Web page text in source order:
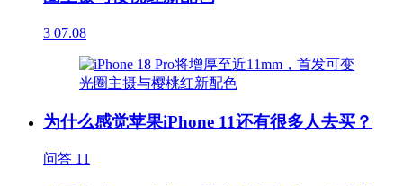
3 07.08
为什么感觉苹果iPhone 11还有很多人去买？
问答 11